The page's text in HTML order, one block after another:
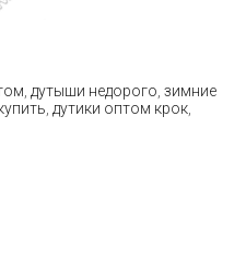
дутыши недорого зимние
дутики оптом крок